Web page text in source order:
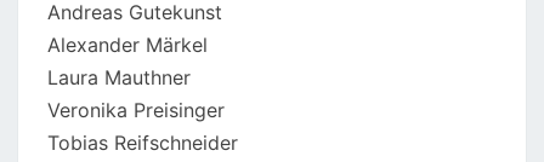
Andreas Gutekunst
Alexander Märkel
Laura Mauthner
Veronika Preisinger
Tobias Reifschneider